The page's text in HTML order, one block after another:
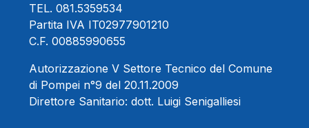
TEL. 081.5359534
Partita IVA IT02977901210
C.F. 00885990655
Autorizzazione V Settore Tecnico del Comune
di Pompei n°9 del 20.11.2009
Direttore Sanitario: dott. Luigi Senigalliesi